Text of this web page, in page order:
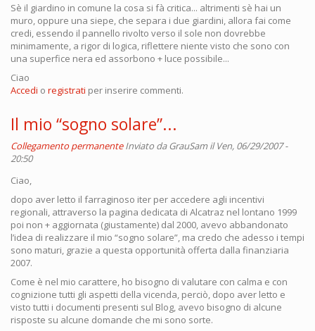
Sè il giardino in comune la cosa si fà critica... altrimenti sè hai un
muro, oppure una siepe, che separa i due giardini, allora fai come
credi, essendo il pannello rivolto verso il sole non dovrebbe
minimamente, a rigor di logica, riflettere niente visto che sono con
una superfice nera ed assorbono + luce possibile...
Ciao
Accedi o registrati per inserire commenti.
Il mio “sogno solare”...
Collegamento permanente Inviato daGrauSamil Ven, 06/29/2007 -
20:50
Ciao,
dopo aver letto il farraginoso iter per accedere agli incentivi
regionali, attraverso la pagina dedicata di Alcatraz nel lontano 1999
poi non + aggiornata (giustamente) dal 2000, avevo abbandonato
l’idea di realizzare il mio “sogno solare”, ma credo che adesso i tempi
sono maturi, grazie a questa opportunità offerta dalla finanziaria
2007.
Come è nel mio carattere, ho bisogno di valutare con calma e con
cognizione tutti gli aspetti della vicenda, perciò, dopo aver letto e
visto tutti i documenti presenti sul Blog, avevo bisogno di alcune
risposte su alcune domande che mi sono sorte.